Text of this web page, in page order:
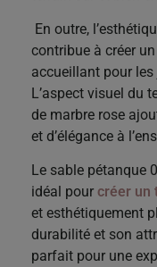
En outre,
contribue à créer
accueillant pour
L’aspect visuel du
de marbre rose
et d’élégance à
Le sable pétanque
idéal pour créer un
et esthétiquement
durabilité et son
parfait pour une